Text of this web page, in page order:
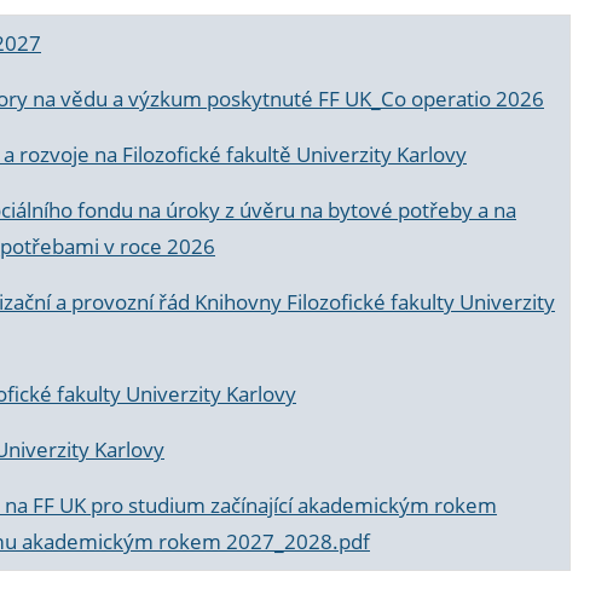
na vědu a výzkum poskytnuté FF UK_Co operatio 2026
rozvoje na Filozofické fakultě Univerzity Karlovy
fondu na úroky z úvěru na bytové potřeby a na
v roce 2026
a provozní řád Knihovny Filozofické fakulty Univerzity
fakulty Univerzity Karlovy
Karlovy
FF UK pro studium začínající akademickým rokem
akademickým rokem 2027_2028.pdf